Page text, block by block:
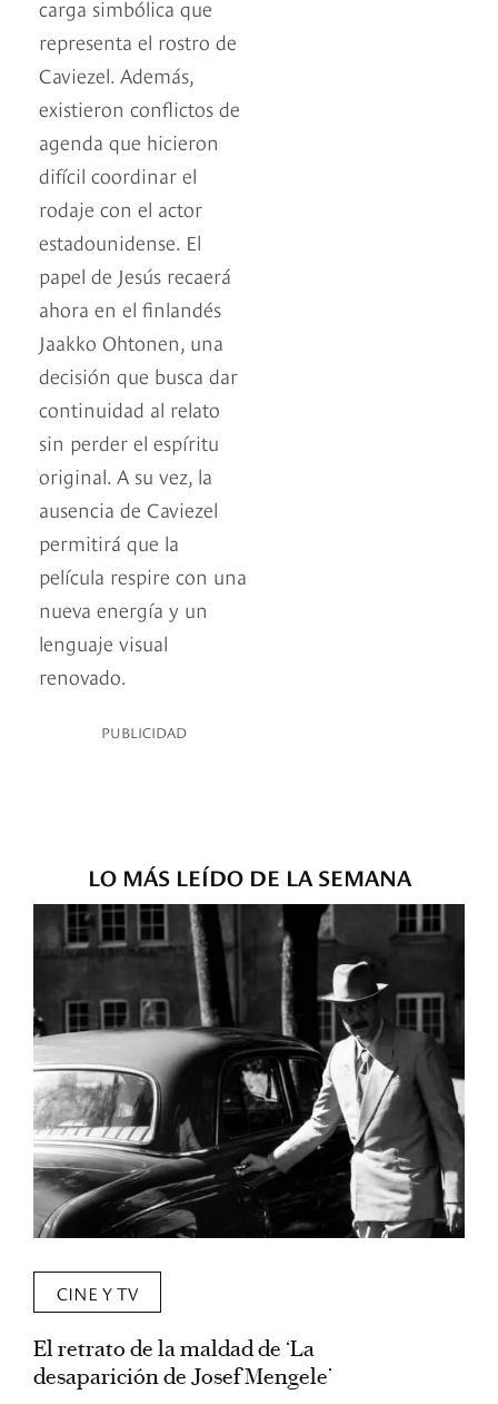
carga simbólica que
representa el rostro de
Caviezel. Además,
existieron conflictos de
agenda que hicieron
difícil coordinar el
rodaje con el actor
estadounidense. El
papel de Jesús recaerá
ahora en el finlandés
Jaakko Ohtonen, una
decisión que busca dar
continuidad al relato
sin perder el espíritu
original. A su vez, la
ausencia de Caviezel
permitirá que la
película respire con una
nueva energía y un
lenguaje visual
renovado.
PUBLICIDAD
LO MÁS LEÍDO DE LA SEMANA
CINE Y TV
El retrato de la maldad de ‘La
desaparición de Josef Mengele’